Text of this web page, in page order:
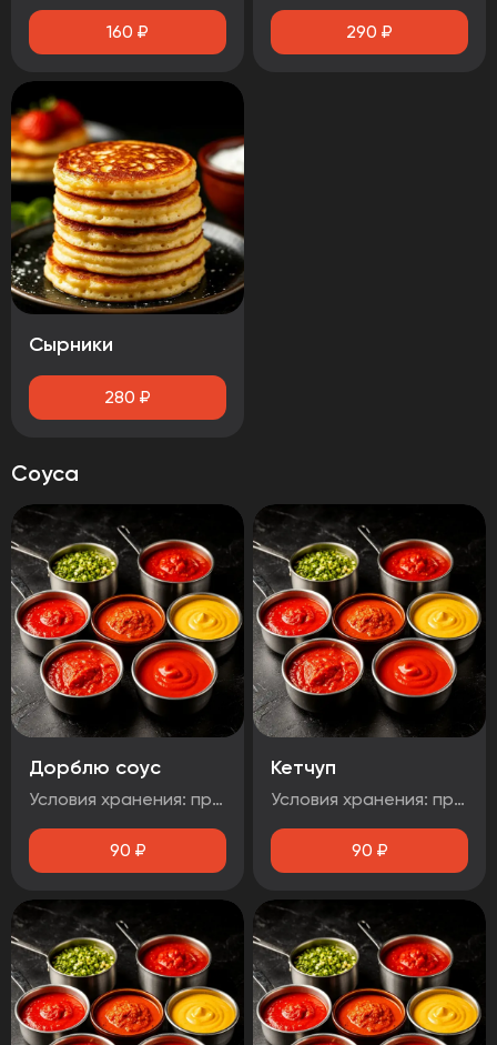
160 ₽ 290 ₽
Сырники
280 ₽
Соуса
Дорблю соус
Условия хранения: при температуре от плюс 2°C до плюс 4°C Срок годности: 48 часов Т.У 10.71. 11-001-48751922-2017 Рекомендуется употребить сразу после вскрытия упаковки Без ГМО
90 ₽
Кетчуп
Условия хранения: при температуре от плюс 2°C до плюс 4°C Срок годности: 48 часов Т.У 10.71. 11-001-48751922-2017 Рекомендуется употребить сразу после вскрытия упаковки Без ГМО
90 ₽